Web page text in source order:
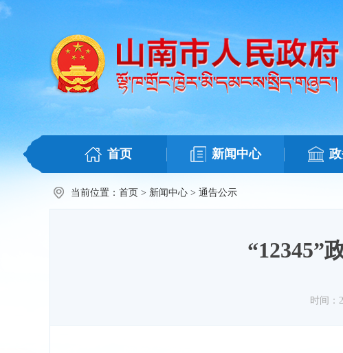
首页 新闻中心
当前位置： 首页 > 新闻中心 > 通告公示
“12345”
时间：